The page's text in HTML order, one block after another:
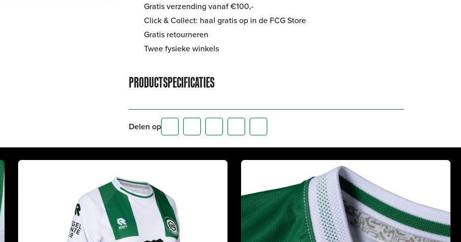
Gratis verzending vanaf €100,-
Click & Collect: haal gratis op in de FCG Store
Gratis retourneren
Twee fysieke winkels
PRODUCTSPECIFICATIES
Delen op